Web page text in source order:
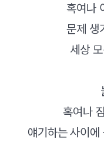
혹여나
문제 생
세상
혹여나
얘기하는 사이에